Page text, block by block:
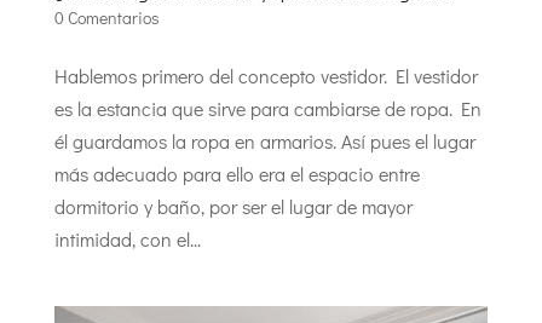
0 Comentarios
Hablemos primero del concepto vestidor. El vestidor
es la estancia que sirve para cambiarse de ropa. En
él guardamos la ropa en armarios. Así pues el lugar
más adecuado para ello era el espacio entre
dormitorio y baño, por ser el lugar de mayor
intimidad, con el...